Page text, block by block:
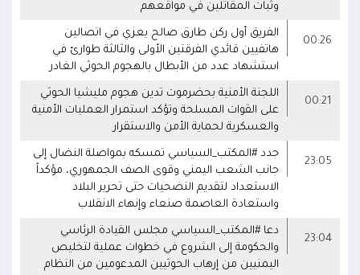
وثبات المقاتلين في مواقعهم
00:26
الفريق أول ركن طارق صالح يعزي في اتصالين
هاتفيين قائدي الفرقتين الأولى والثالثة طوارئ في
استشهاد عدد من الأبطال بالهجوم الحوثي الغادر
00:21
اللجنة الأمنية بحضرموت تدين هجوم مليشيا الحوثي
على القوات المسلحة وتؤكد استمرار العمليات الأمنية
والعسكرية لحماية الأمن والاستقرار
23:05
جدد #المكتب_السياسي تمسكه بمواصلة النضال إلى
جانب الشعب اليمني وقوى الصف الجمهوري، مؤكداً
الاستعداد لتقديم التضحيات حتى تحرير البلاد
واستعادة العاصمة صنعاء وإنهاء الانقلاب
23:04
دعا #المكتب_السياسي مجلس القيادة الرئاسي
والحكومة إلى الشروع في خطوات عملية لتخليص
اليمنيين من إرهاب الحوثيين المدعومين من النظام